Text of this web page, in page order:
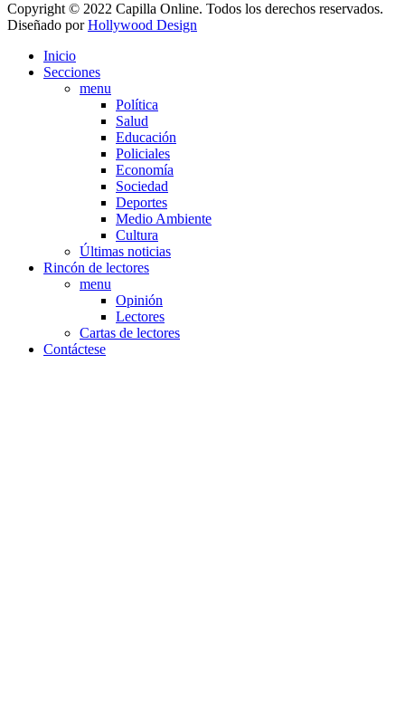
Copyright © 2022 Capilla Online. Todos los derechos reservados.
Diseñado porHollywood Design
Inicio
Secciones
menu
Política
Salud
Educación
Policiales
Economía
Sociedad
Deportes
Medio Ambiente
Cultura
Últimas noticias
Rincón de lectores
menu
Opinión
Lectores
Cartas de lectores
Contáctese